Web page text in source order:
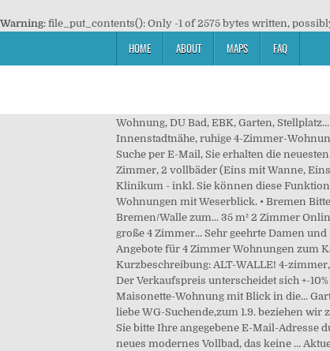
Warning: file_put_contents(): Only -1 of 2575 bytes written,
HOME ABOUT MAPS FAQ
Wohnung, DU Bad, EBK, Garten, Stellplatz... Direkt an der kleinen Weser in schöner zentraler Lage... Individuell geschnittene 4-Zimmer-Maisonette-Wohnung... Innenstadtnähe, ruhige 4-Zimmer-Wohnung mit Balkonverg... Tolle Wohnung mit Dachterrasse in Bremen - Grambke zu... Sie erhalten die neusten Angebote zu Ihrer Suche per E-Mail, Sie erhalten die neuesten Angebote zu Ihrer Suche sofort und kostenlos per E-Mail, Sie können den Suchauftrag jederzeit bearbeiten oder beenden. 4 Zimmer, 2 vollbäder (Eins mit Wanne, Eins mit... - herrliche 4-zimmer-wohnung (wohn-, Zwei Schlafzimmer, Büro, Küche, Abstellkammer, Zwei Bäder, Keller - Nähe Klinikum - inkl. Sie können diese Funktion jederzeit in Ihrem Browser unter Einstellungen wieder deaktivieren. Buntentor, 5.61 km • VIEW-PORT: attraktive Wohnungen mit Weserblick. • Bremen Bitte probieren Sie es noch einmal! Hey! Ich suche einen netten Nachmieter für meine schöne 2 Zimmerwohnung in Bremen/Walle zum... 35 m² 2 Zimmer Online-Bes. Küche - Kachelofen - goßer Balkon... 4-zimmer-wohnung in Bremen - obervieland mit Blick ins Grüne Die 82qm große 4 Zimmer... Sehr geehrte Damen und Herren, wir suchen einen Nachmieter für unsere 4 Zimmer Wohnung im Zentrum der Neustadt , 28199 Bremen. Wir haben 9 Angebote für 4 Zimmer Wohnungen zum Kauf in Walle, Bremen ab 215.000 €. Sehr guter Preis: Der Verkaufspreis liegt unter 30% des geschätzten Marktpreises. Kurzbeschreibung: ALT-WALLE! 4-zimmer, Gäste-WC, Bad, Einbauküche und Kamin. Finden Sie die besten Immobilien zum Mieten in Walle (Bremen). Fairer Preis: Der Verkaufspreis unterscheidet sich +-10% vom geschätzten Marktpreis. Finde günstige Immobilien zum Kauf in bremen Individuell geschnittene 4-Zimmer-Maisonette-Wohnung mit Blick in die... Gartenstadt: Gemütliche 4ZKB für die kleine Familie! Ihr Browser unterstützt leider keine Browserbenachrichtigungen. Hallo liebe WG-Suchende,zum 1.9. beziehen wir zu zweit eine schöne 4,5 Zimmerwohnung in einem kleinen Reihenhaus. • Bremen Bremen - Walle Umkreis 4 km Bestätigen Sie bitte Ihre angegebene E-Mail-Adresse durch Klick auf den Link, der im Anschluss an Sie verschickt wird. Die Wohnung wird für Sie frisch renoviert und erhält ein neues modernes Vollbad, das keine … Aktuelle Mietwohnungen in Bremen-Walle: Exklusive Wohnungen zur Miete in Bremen-Walle finden - Immobilienmarktplatz für Oldenburg und Region | NWZ-Immo. Browsernachrichten erscheinen direkt in Ihrem Webbrowser, auch wenn Sie unsere Seite nicht geöffnet haben. Bremen: Bei ImmobilienScout24 finden Sie ein großes Angebot an 4-Raum Mietwohnungen in Bremen. Immobilien zur Miete in Blumenthal, Stadt Bremen, 4